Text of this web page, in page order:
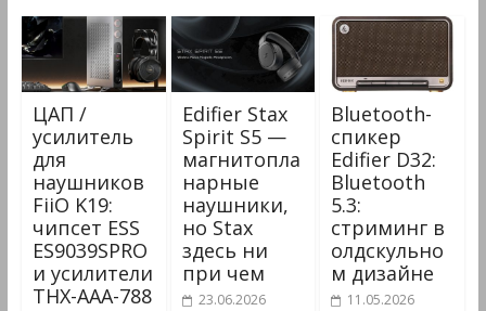
ЦАП /
усилитель
для
наушников
FiiO K19:
чипсет ESS
ES9039SPRO
и усилители
THX-AAA-788
Edifier Stax
Spirit S5 —
магнитопла
нарные
наушники,
но Stax
здесь ни
при чем
23.06.2026
Bluetooth-
спикер
Edifier D32:
Bluetooth
5.3:
стриминг в
олдскульно
м дизайне
11.05.2026